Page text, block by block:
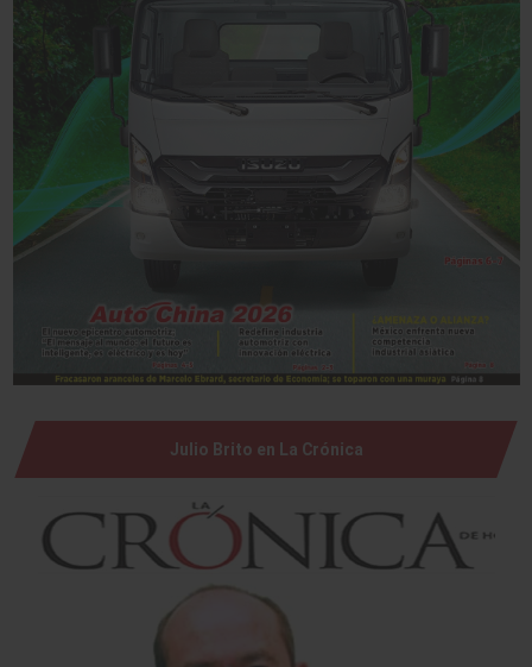
Julio Brito en La Crónica